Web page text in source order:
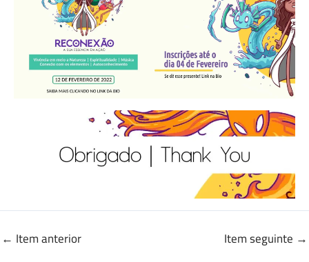
← Item anterior Item seguinte →